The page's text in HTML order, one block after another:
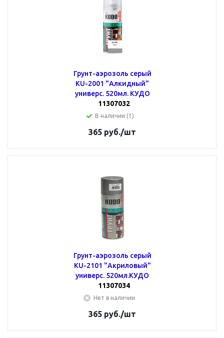
Грунт-аэрозоль серый
KU-2001 "Алкидный"
универс. 520мл. КУДО
11307032
В наличии (1)
365 руб./шт
Грунт-аэрозоль серый
KU-2101 "Акриловый"
универс. 520мл.КУДО
11307034
Нет в наличии
365 руб./шт